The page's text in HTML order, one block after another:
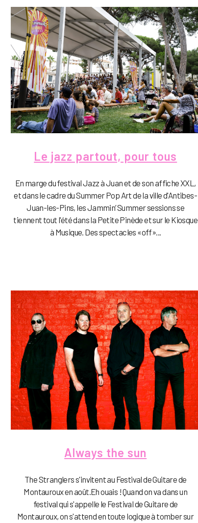
Le jazz partout, pour tous
En marge du festival Jazz à Juan et de son affiche XXL,
et dans le cadre du Summer Pop Art de la ville d'Antibes-
Juan-les-Pins, les Jammin’ Summer sessions se
tiennent tout l'été dans la Petite Pinède et sur le Kiosque
à Musique. Des spectacles «off»...
Always the sun
The Stranglers s'invitent au Festival de Guitare de
Montauroux en août.Eh ouais ! Quand on va dans un
festival qui s'appelle le Festival de Guitare de
Montauroux, on s'attend en toute logique à tomber sur